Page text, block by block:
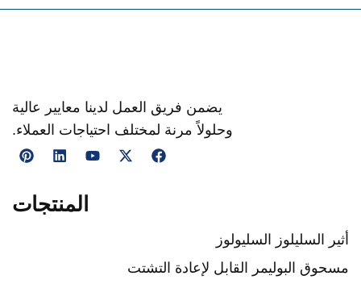
يضمن فريق العمل لدينا معايير عالية
وحلولاً مرنة لمختلف احتياجات العملاء.
المنتجات
السليلوز السليولوز
البوليمر القابل لإعادة التشتت